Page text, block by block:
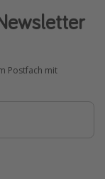
Postfach mit